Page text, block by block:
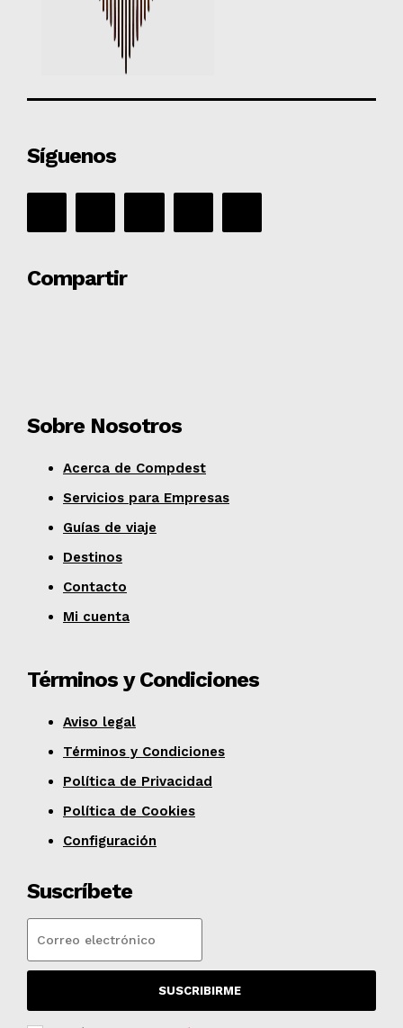
Síguenos
Compartir
Sobre Nosotros
Acerca de Compdest
Servicios para Empresas
Guías de viaje
Destinos
Contacto
Mi cuenta
Términos y Condiciones
Aviso legal
Términos y Condiciones
Política de Privacidad
Política de Cookies
Configuración
Suscríbete
SUSCRIBIRME